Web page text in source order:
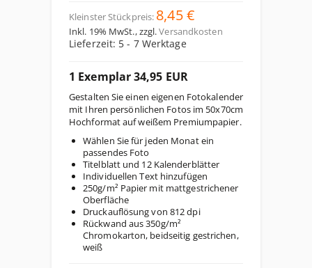
Kleinster Stückpreis: 8,45 €
Inkl. 19% MwSt.,zzgl.Versandkosten
Lieferzeit: 5 - 7 Werktage
1 Exemplar 34,95 EUR
Gestalten Sie einen eigenen Fotokalender
mit Ihren persönlichen Fotos im 50x70cm
Hochformat auf weißem Premiumpapier.
Wählen Sie für jeden Monat ein
passendes Foto
Titelblatt und 12 Kalenderblätter
Individuellen Text hinzufügen
250g/m² Papier mit mattgestrichener
Oberfläche
Druckauflösung von 812 dpi
Rückwand aus 350g/m²
Chromokarton, beidseitig gestrichen,
weiß